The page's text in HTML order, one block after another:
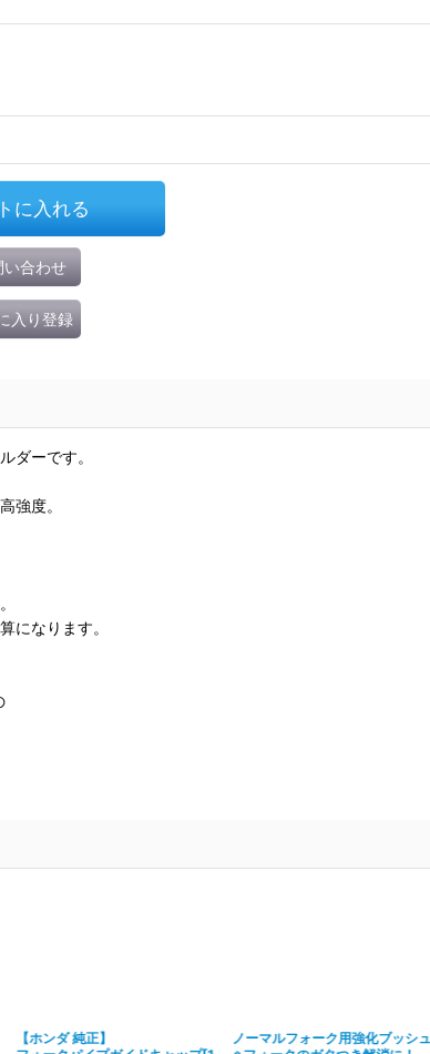
に入れる
い合わせ
入り登録
ダーです。
強度。
になります。
【ホンダ 純正】
ノーマルフォーク用強化ブッシュ